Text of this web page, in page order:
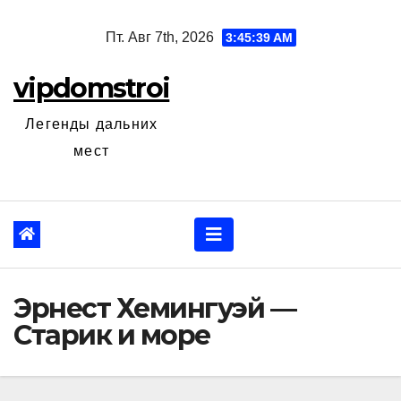
Пт. Авг 7th, 2026 3:45:40 AM
vipdomstroi
Легенды дальних
мест
Эрнест Хемингуэй —
Старик и море